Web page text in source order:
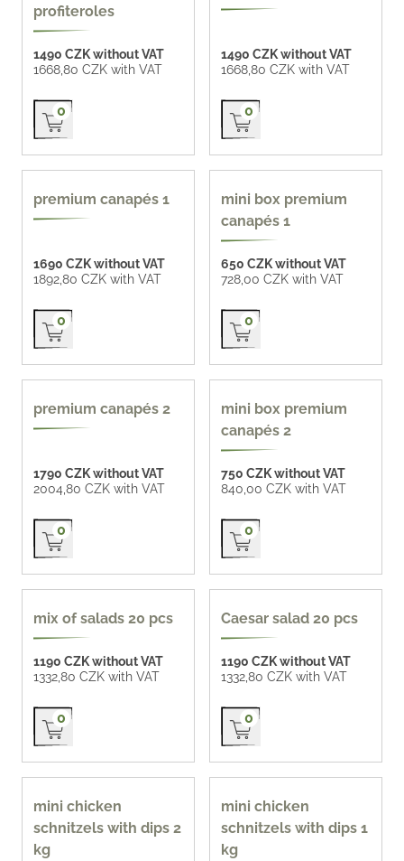
profiteroles
1490 CZK without VAT
1668,80 CZK with VAT
Přidat do košíku
0
1490 CZK without VAT
1668,80 CZK with VAT
Přidat do košíku
0
premium canapés 1
1690 CZK without VAT
1892,80 CZK with VAT
Přidat do košíku
0
mini box premium
canapés 1
650 CZK without VAT
728,00 CZK with VAT
Přidat do košíku
0
premium canapés 2
1790 CZK without VAT
2004,80 CZK with VAT
Přidat do košíku
0
mini box premium
canapés 2
750 CZK without VAT
840,00 CZK with VAT
Přidat do košíku
0
popular
mix of salads 20 pcs
1190 CZK without VAT
1332,80 CZK with VAT
Přidat do košíku
0
Caesar salad 20 pcs
1190 CZK without VAT
1332,80 CZK with VAT
Přidat do košíku
0
mini chicken
schnitzels with dips 2
kg
mini chicken
schnitzels with dips 1
kg